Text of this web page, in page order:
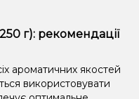
г): рекомендації
ароматичних якостей
використовувати